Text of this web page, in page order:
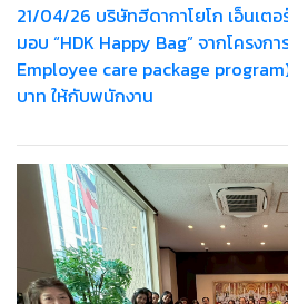
21/04/26 บริษัทฮีดากาโยโก เอ็นเต
มอบ “HDK Happy Bag” จากโครงก
Employee care package
บาท ให้กับพนักงาน